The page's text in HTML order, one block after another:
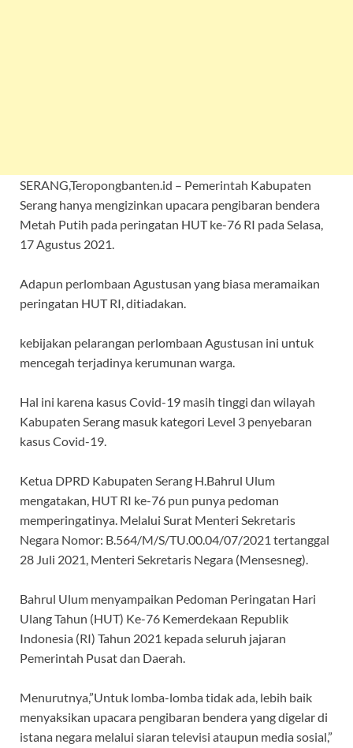
SERANG,Teropongbanten.id – Pemerintah Kabupaten
Serang hanya mengizinkan upacara pengibaran bendera
Metah Putih pada peringatan HUT ke-76 RI pada Selasa,
17 Agustus 2021.
Adapun perlombaan Agustusan yang biasa meramaikan
peringatan HUT RI, ditiadakan.
kebijakan pelarangan perlombaan Agustusan ini untuk
mencegah terjadinya kerumunan warga.
Hal ini karena kasus Covid-19 masih tinggi dan wilayah
Kabupaten Serang masuk kategori Level 3 penyebaran
kasus Covid-19.
Ketua DPRD Kabupaten Serang H.Bahrul Ulum
mengatakan, HUT RI ke-76 pun punya pedoman
memperingatinya. Melalui Surat Menteri Sekretaris
Negara Nomor: B.564/M/S/TU.00.04/07/2021 tertanggal
28 Juli 2021, Menteri Sekretaris Negara (Mensesneg).
Bahrul Ulum menyampaikan Pedoman Peringatan Hari
Ulang Tahun (HUT) Ke-76 Kemerdekaan Republik
Indonesia (RI) Tahun 2021 kepada seluruh jajaran
Pemerintah Pusat dan Daerah.
Menurutnya,”Untuk lomba-lomba tidak ada, lebih baik
menyaksikan upacara pengibaran bendera yang digelar di
istana negara melalui siaran televisi ataupun media sosial,”